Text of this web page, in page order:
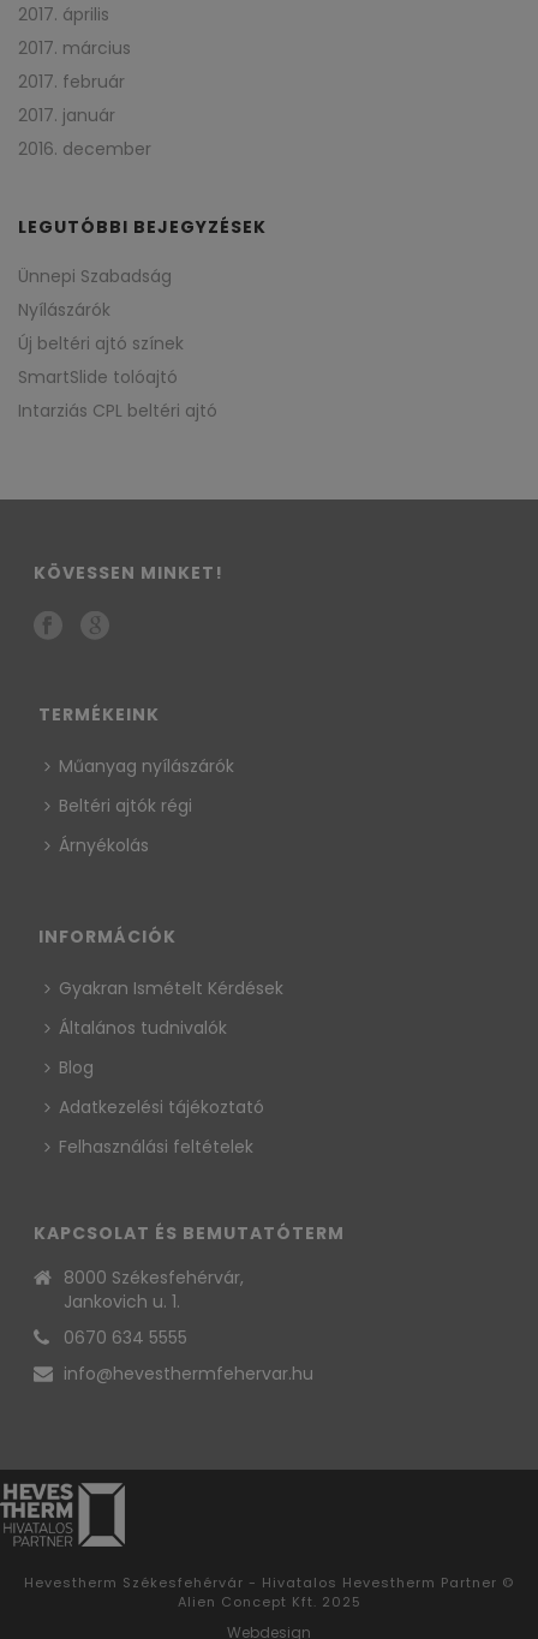
2017. április
2017. március
2017. február
2017. január
2016. december
LEGUTÓBBI BEJEGYZÉSEK
Ünnepi Szabadság
Nyílászárók
Új beltéri ajtó színek
SmartSlide tolóajtó
Intarziás CPL beltéri ajtó
KÖVESSEN MINKET!
TERMÉKEINK
Műanyag nyílászárók
Beltéri ajtók régi
Árnyékolás
INFORMÁCIÓK
Gyakran Ismételt Kérdések
Általános tudnivalók
Blog
Adatkezelési tájékoztató
Felhasználási feltételek
KAPCSOLAT ÉS BEMUTATÓTERM
8000 Székesfehérvár,
Jankovich u. 1.
0670 634 5555
info@hevesthermfehervar.hu
Hevestherm Székesfehérvár - Hivatalos Hevestherm Partner ©
Alien Concept Kft. 2025
Webdesign